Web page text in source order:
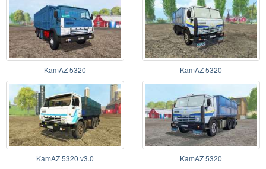
KamAZ 5320 KamAZ 5320
KamAZ 5320 v3.0 KamAZ 5320